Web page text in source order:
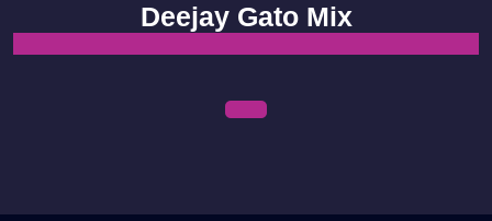
content
Deejay Gato Mix